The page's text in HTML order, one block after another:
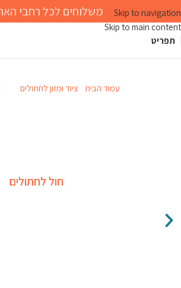
Skip to navigation
Skip to main content
משלוחים לכל רחבי
תפריט
עמוד הבית ציוד ומזון לחתולים
חול לחתולים